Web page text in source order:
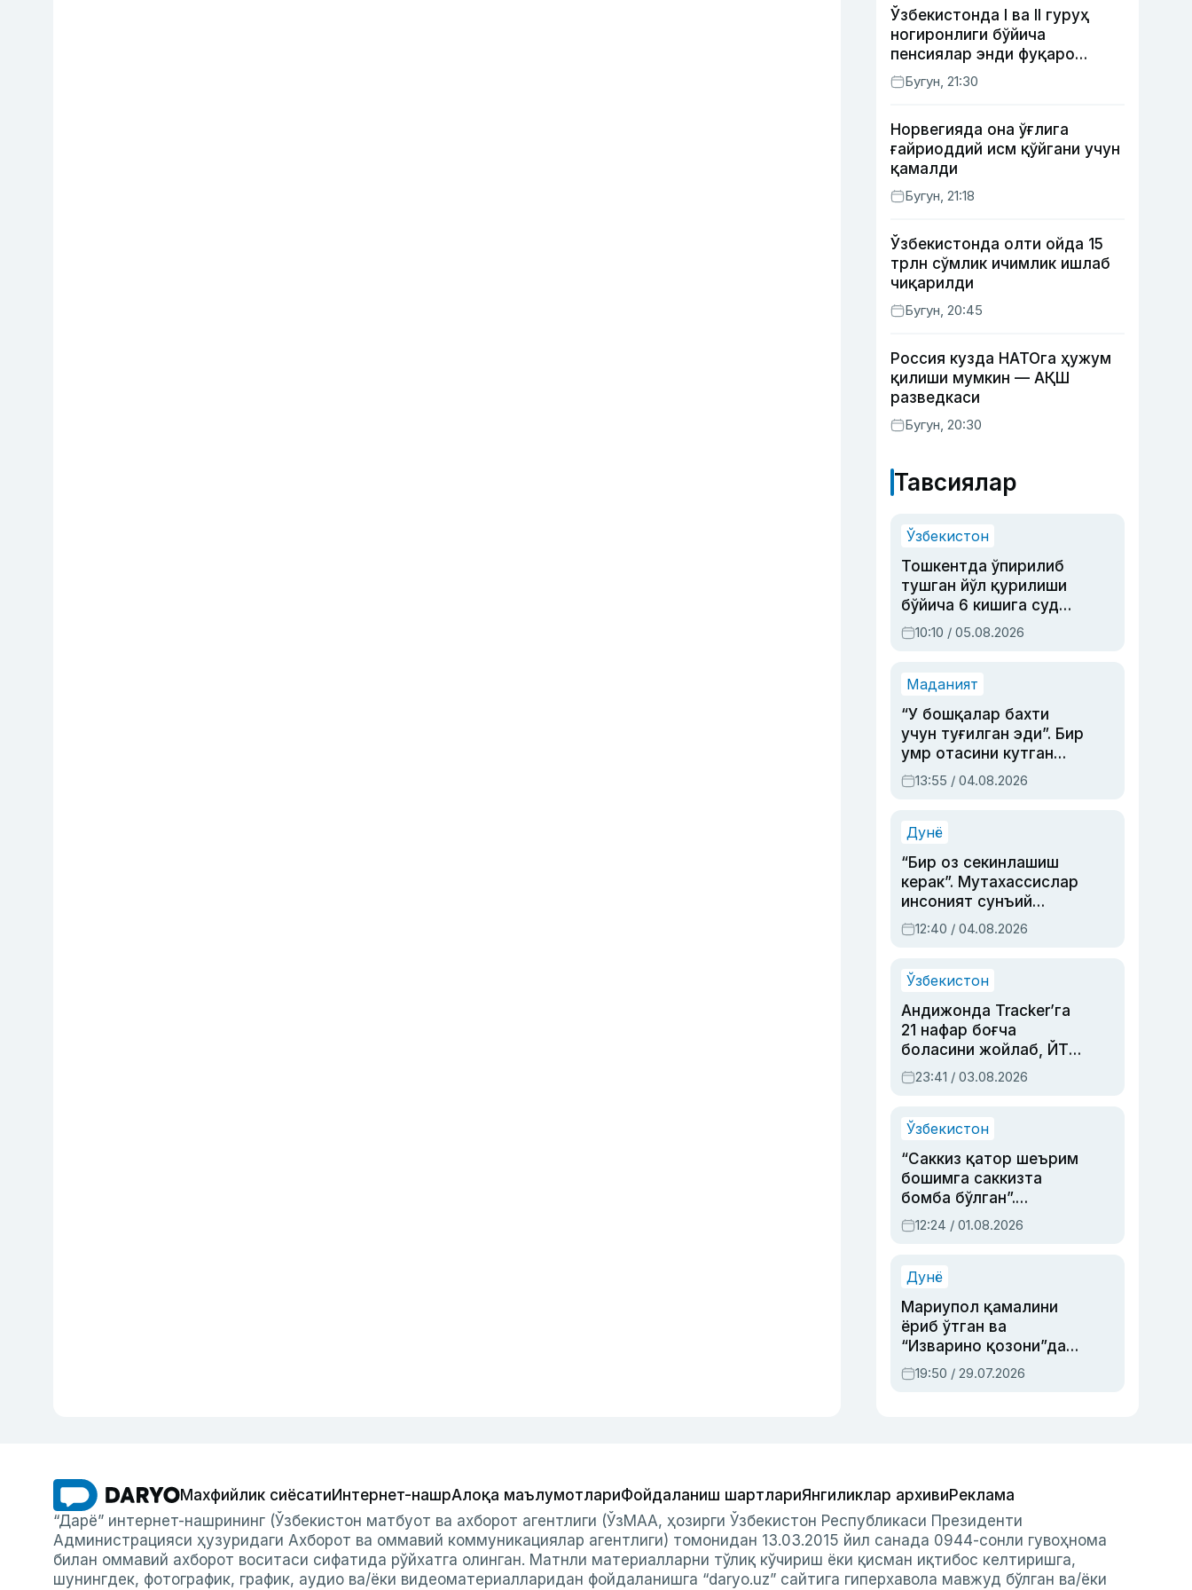
Ўзбекистонда I ва II гуруҳ
ногиронлиги бўйича
пенсиялар энди фуқаро
мурожаатисиз тайинланиши
мумкин
Бугун, 21:30
Норвегияда она ўғлига
ғайриоддий исм қўйгани учун
қамалди
Бугун, 21:18
Ўзбекистонда олти ойда 15
трлн сўмлик ичимлик ишлаб
чиқарилди
Бугун, 20:45
Россия кузда НАТОга ҳужум
қилиши мумкин — АҚШ
разведкаси
Бугун, 20:30
Тавсиялар
Ўзбекистон
Тошкентда ўпирилиб
тушган йўл қурилиши
бўйича 6 кишига суд
ҳукми ўқилди
10:10 / 05.08.2026
Маданият
“У бошқалар бахти
учун туғилган эди”. Бир
умр отасини кутган
актриса ва дубльяж
устаси Римма
синовларга тўла ҳаёти
13:55 / 04.08.2026
Дунё
“Бир оз секинлашиш
керак”. Мутахассислар
инсоният сунъий
интеллектни бошқара
олмай қолишидан
12:40 / 04.08.2026
Ўзбекистон
Андижонда Tracker’га
21 нафар боғча
боласини жойлаб, ЙТҲ
содир этган аёлга суд
ҳукми ўқилди
23:41 / 03.08.2026
Ўзбекистон
“Саккиз қатор шеърим
бошимга саккизта
бомба бўлган”.
Абдулла Ориповни
сиёсий айбловлардан
12:24 / 01.08.2026
Дунё
Мариупол қамалини
ёриб ўтган ва
“Изварино қозони”дан
чиққан қаҳрамон —
Украина армияси бош
19:50 / 29.07.2026
Махфийлик сиёсатиИнтернет-нашрАлоқа маълумотлариФойдаланиш шартлариЯнгиликлар архивиРеклама
“Дарё” интернет-нашрининг (Ўзбекистон матбуот ва ахборот агентлиги (ЎзМАА, ҳозирги Ўзбекистон Республикаси Президенти
Администрацияси ҳузуридаги Ахборот ва оммавий коммуникациялар агентлиги) томонидан 13.03.2015 йил санада 0944-сонли гувоҳнома
билан оммавий ахборот воситаси сифатида рўйхатга олинган. Матнли материалларни тўлиқ кўчириш ёки қисман иқтибос келтиришга,
шунингдек, фотографик, график, аудио ва/ёки видеоматериалларидан фойдаланишга “daryo.uz” сайтига гиперхавола мавжуд бўлган ва/ёки